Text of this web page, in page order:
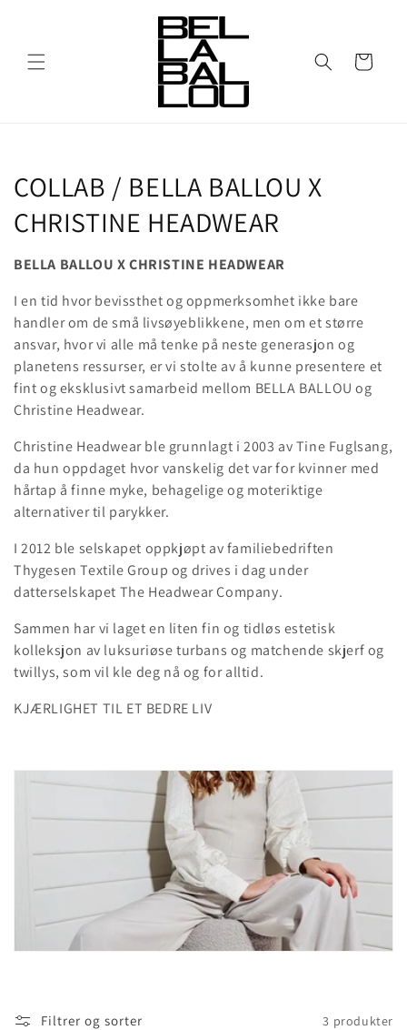
Handlekurv
S
a
m
l
i
n
g
:
COLLAB / BELLA BALLOU X
CHRISTINE HEADWEAR
BELLA BALLOU X CHRISTINE HEADWEAR
I en tid hvor bevissthet og oppmerksomhet ikke bare
handler om de små livsøyeblikkene, men om et større
ansvar, hvor vi alle må tenke på neste generasjon og
planetens ressurser, er vi stolte av å kunne presentere et
fint og eksklusivt samarbeid mellom BELLA BALLOU og
Christine Headwear.
Christine Headwear ble grunnlagt i 2003 av Tine Fuglsang,
da hun oppdaget hvor vanskelig det var for kvinner med
hårtap å finne myke, behagelige og moteriktige
alternativer til parykker.
I 2012 ble selskapet oppkjøpt av familiebedriften
Thygesen Textile Group og drives i dag under
datterselskapet The Headwear Company.
Sammen har vi laget en liten fin og tidløs estetisk
kolleksjon av luksuriøse turbans og matchende skjerf og
twillys, som vil kle deg nå og for alltid.
KJÆRLIGHET TIL ET BEDRE LIV
Filtrer og sorter 3 produkter